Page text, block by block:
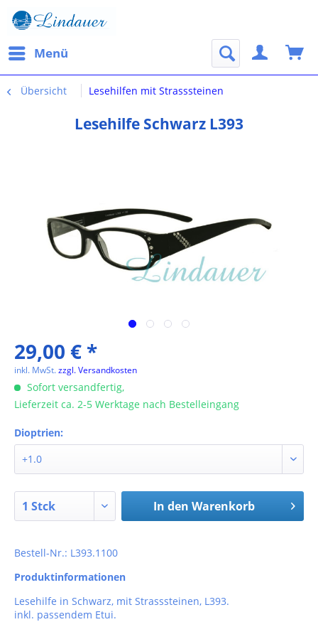
Menü
Übersicht Lesehilfen mit Strasssteinen
Lesehilfe Schwarz L393
29,00 € *
inkl. MwSt.zzgl. Versandkosten
Sofort versandfertig,
Lieferzeit ca. 2-5 Werktage nach Bestelleingang
Dioptrien:
In den Warenkorb
Bestell-Nr.: L393.1100
Produktinformationen
Lesehilfe in Schwarz, mit Strasssteinen, L393.
inkl. passendem Etui.